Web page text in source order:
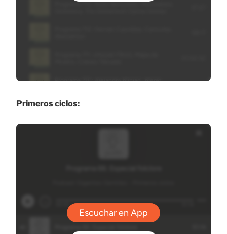
Primeros ciclos: